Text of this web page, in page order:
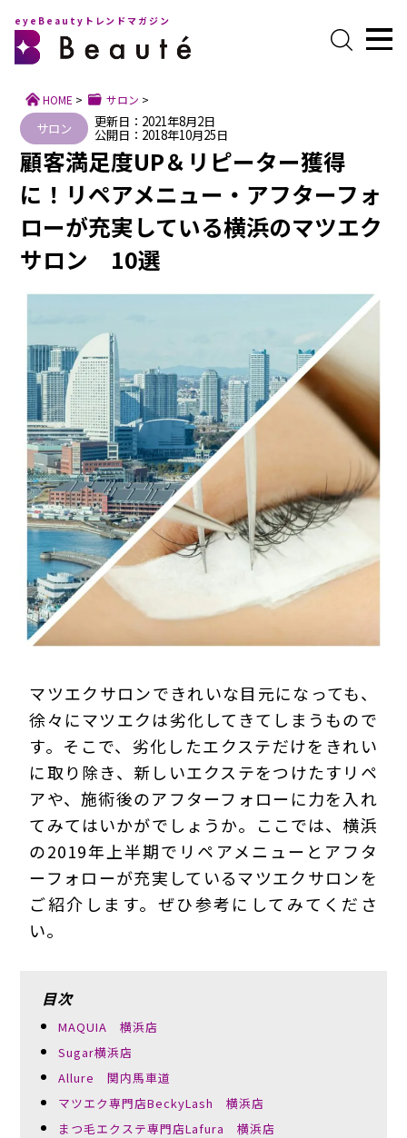
プライバシーポリシー
eyeBeautyトレンドマガジン
HOME > サロン >
サロン 更新日：2021年8月2日
公開日：2018年10月25日
顧客満足度UP＆リピーター獲得
に！リペアメニュー・アフターフォ
ローが充実している横浜のマツエク
サロン 10選
マツエクサロンできれいな目元になっても、
徐々にマツエクは劣化してきてしまうもので
す。そこで、劣化したエクステだけをきれい
に取り除き、新しいエクステをつけたすリペ
アや、施術後のアフターフォローに力を入れ
てみてはいかがでしょうか。ここでは、横浜
の2019年上半期でリペアメニューとアフタ
ーフォローが充実しているマツエクサロンを
ご紹介します。ぜひ参考にしてみてくださ
い。
目次
MAQUIA 横浜店
Sugar横浜店
Allure 関内馬車道
マツエク専門店BeckyLash 横浜店
まつ毛エクステ専門店Lafura 横浜店